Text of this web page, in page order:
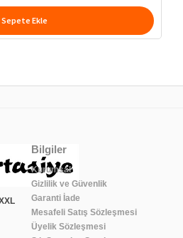
Sepete Ekle
Bilgiler
Kurumsal
Gizlilik ve Güvenlik
Garanti İade
Mesafeli Satış Sözleşmesi
Üyelik Sözleşmesi